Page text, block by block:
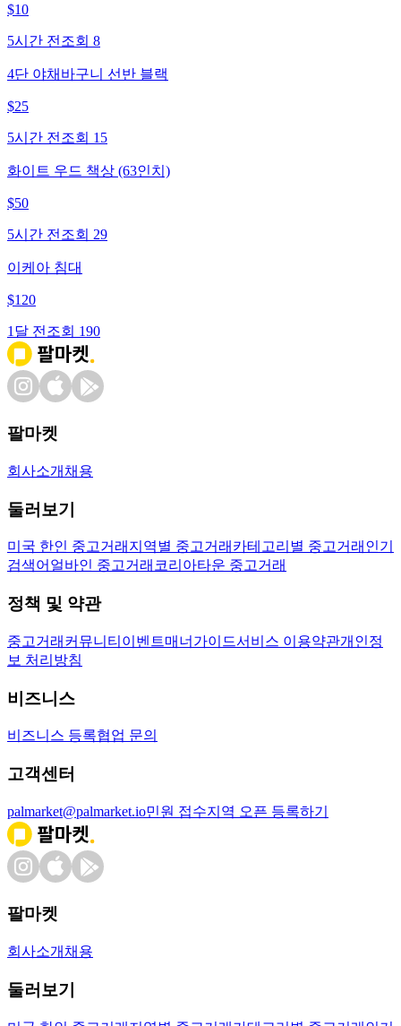
$10
5시간 전 조회 8
4단 야채바구니 선반 블랙
$25
5시간 전 조회 15
화이트 우드 책상 (63인치)
$50
5시간 전 조회 29
이케아 침대
$120
1달 전 조회 190
팔마켓
회사소개 채용
둘러보기
미국 한인 중고거래 지역별 중고거래 카테고리별 중고거래 인기
검색어 얼바인 중고거래 코리아타운 중고거래
정책 및 약관
중고거래 커뮤니티 이벤트매너가이드서비스 이용약관개인정
보 처리방침
비즈니스
비즈니스 등록협업 문의
고객센터
palmarket@palmarket.io민원 접수지역 오픈 등록하기
팔마켓
회사소개 채용
둘러보기